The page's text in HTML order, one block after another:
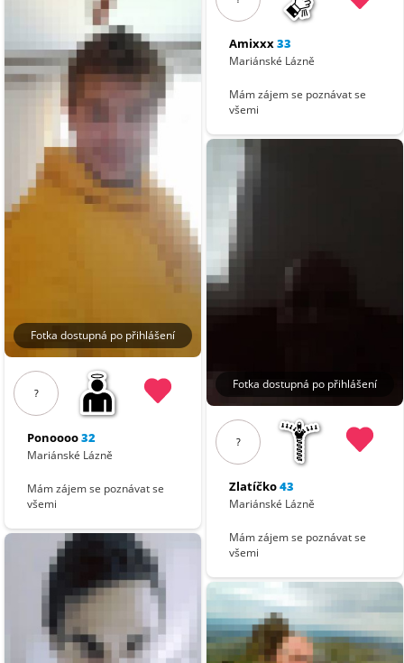
Fotka dostupná po přihlášení
?
Ponoooo32
Mariánské Lázně
Mám zájem se poznávat se
všemi
Amixxx33
Mariánské Lázně
Mám zájem se poznávat se
všemi
Fotka dostupná po přihlášení
?
Zlatíčko43
Mariánské Lázně
Mám zájem se poznávat se
všemi